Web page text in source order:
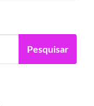
Pesquisar